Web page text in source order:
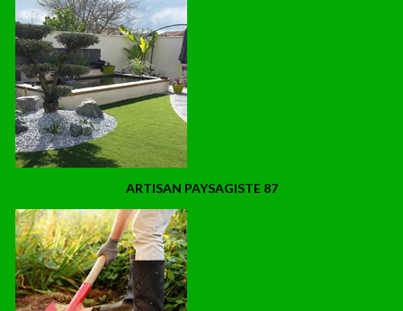
ARTISAN PAYSAGISTE 87